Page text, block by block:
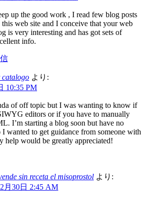
up the good work , I read few blog posts
this web site and I conceive that your web
is very interesting and has got sets of
info.
catalogo より:
10:35 PM
of off topic but I was wanting to know if
editors or if you have to manually
I’m starting a blog soon but have no
wanted to get guidance from someone with
help would be greatly appreciated!
sin receta el misoprostol より:
月30日 2:45 AM